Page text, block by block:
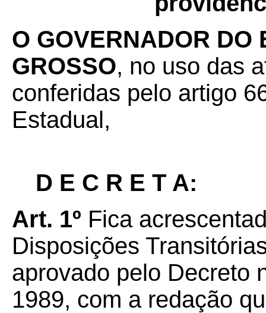
O GOVERNADOR DO
GROSSO, no uso das
conferidas pelo artigo
Estadual,
D E C R E T A:
Art. 1º Fica
Disposições
aprovado pelo Decreto
1989, com a redação